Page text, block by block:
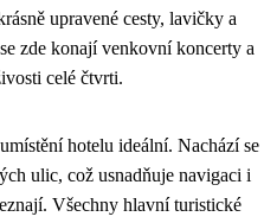
upravené cesty, lavičky a
se zde konají venkovní koncerty a
celé čtvrti.
hotelu ideální. Nachází se
ulic, což usnadňuje navigaci i
Všechny hlavní turistické